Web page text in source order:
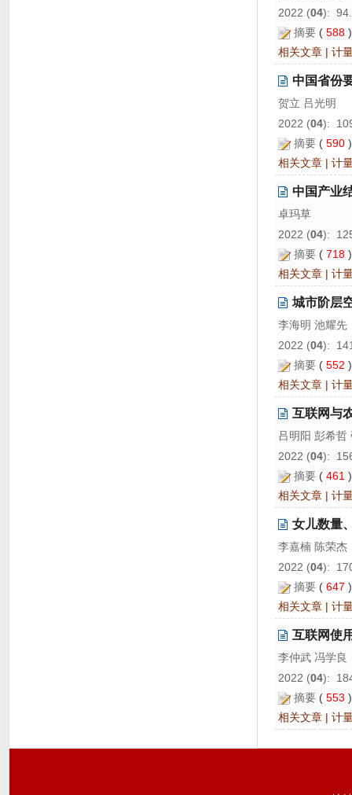
2022 (04):
摘要 ( 588
相关文章 | 计
中国省份
贺立 吕光明
2022 (04):
摘要 ( 590
相关文章 | 计
中国产业
卓玛草
2022 (04):
摘要 ( 718
相关文章 | 计
城市阶层
李海明 池耀先
2022 (04):
摘要 ( 552
相关文章 | 计
互联网与
吕明阳 彭希哲
2022 (04):
摘要 ( 461
相关文章 | 计
女儿数量
李嘉楠 陈荣杰
2022 (04):
摘要 ( 647
相关文章 | 计
互联网使
李仲武 冯学良
2022 (04):
摘要 ( 553
相关文章 | 计